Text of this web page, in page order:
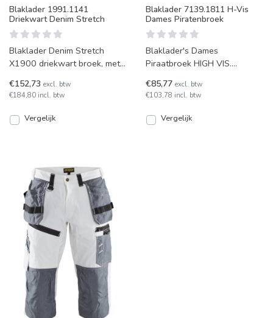
Blaklader 1991.1141
Driekwart Denim Stretch
Blaklader Denim Stretch
X1900 driekwart broek, met
kruis, op de kuite
€152,73 excl. btw
€184,80 incl. btw
Vergelijk
Blaklader 7139.1811 H-Vis
Dames Piratenbroek
Blaklader's Dames
Piraatbroek HIGH VIS.
ISO 20471 Klasse 2 voor
extra zich
€85,77 excl. btw
€103,78 incl. btw
Vergelijk